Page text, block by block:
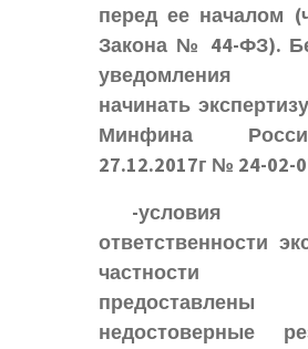
перед ее началом
Закона № 44-ФЗ).
уведомления
начинать
Минфина
27.12.2017г № 24-02-
-
ответственности
частности
предоставлены
недостоверные